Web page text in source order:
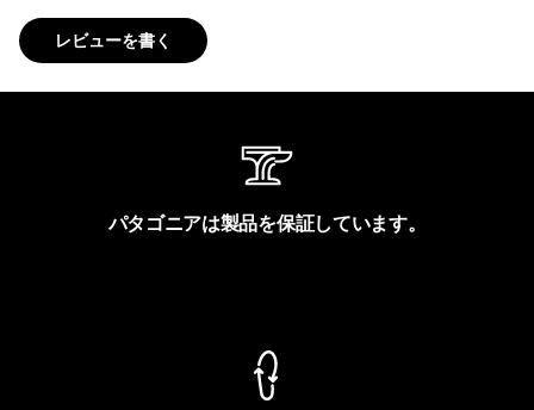
レビューを書く
パタゴニアは製品を保証しています。